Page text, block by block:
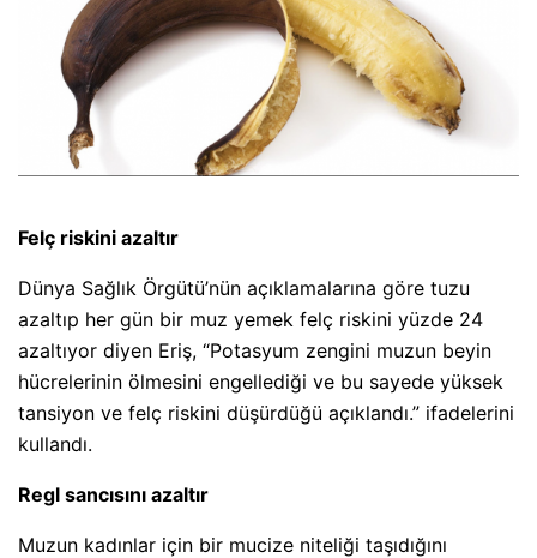
Felç riskini azaltır
Dünya Sağlık Örgütü’nün açıklamalarına göre tuzu
azaltıp her gün bir muz yemek felç riskini yüzde 24
azaltıyor diyen Eriş, “Potasyum zengini muzun beyin
hücrelerinin ölmesini engellediği ve bu sayede yüksek
tansiyon ve felç riskini düşürdüğü açıklandı.” ifadelerini
kullandı.
Regl sancısını azaltır
Muzun kadınlar için bir mucize niteliği taşıdığını